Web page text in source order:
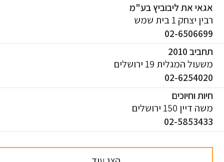
את ליבוביץ בע"מ
יצחק 1 בית שמש
02-
2010
המגלית 19 ירושלים
02-
וחיוכים
150 ירושלים
02-